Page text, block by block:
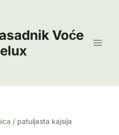
Voće
/ patuljasta kajsija